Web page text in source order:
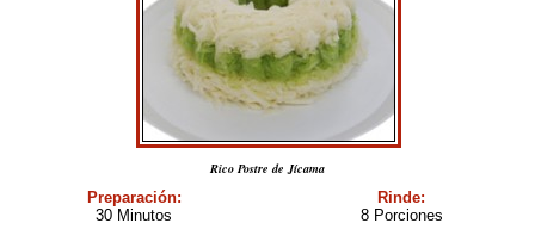
Rico Postre de Jícama
Preparación:
30 Minutos
Rinde:
8 Porciones